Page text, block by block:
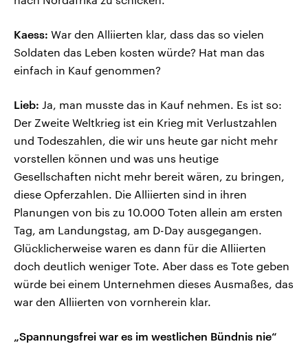
Kaess: War den Alliierten klar, dass das so vielen
Soldaten das Leben kosten würde? Hat man das
einfach in Kauf genommen?
Lieb: Ja, man musste das in Kauf nehmen. Es ist so:
Der Zweite Weltkrieg ist ein Krieg mit Verlustzahlen
und Todeszahlen, die wir uns heute gar nicht mehr
vorstellen können und was uns heutige
Gesellschaften nicht mehr bereit wären, zu bringen,
diese Opferzahlen. Die Alliierten sind in ihren
Planungen von bis zu 10.000 Toten allein am ersten
Tag, am Landungstag, am D-Day ausgegangen.
Glücklicherweise waren es dann für die Alliierten
doch deutlich weniger Tote. Aber dass es Tote geben
würde bei einem Unternehmen dieses Ausmaßes, das
war den Alliierten von vornherein klar.
„Spannungsfrei war es im westlichen Bündnis nie“